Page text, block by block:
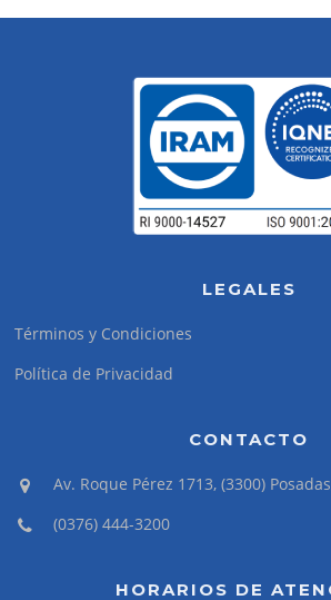
LEGALES
Términos y Condiciones
Política de Privacidad
CONTACTO
Av. Roque Pérez 1713, (3300)
(0376) 444-3200
HORARIOS DE